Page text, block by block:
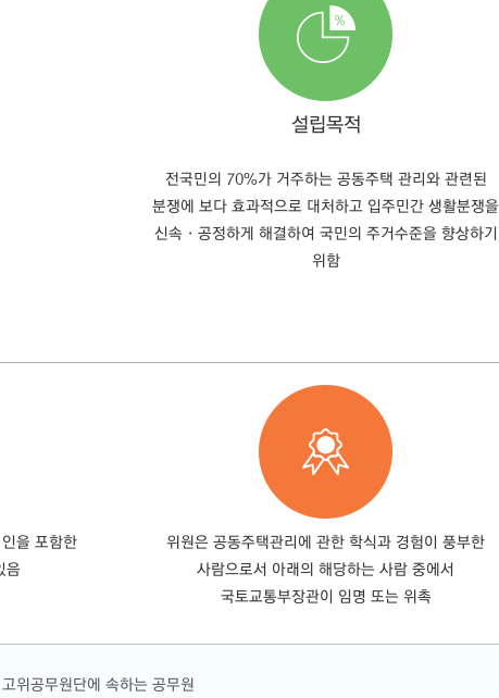
설립목적
전국민의 70%가 거주하는 공동주택 관리와 관련된
분쟁에 보다 효과적으로 대처하고 입주민간 생활분쟁을
신속 · 공정하게 해결하여 국민의 주거수준을 향상하기
위함
을 포함한
음
위원은 공동주택관리에 관한 학식과 경험이 풍부한
사람으로서 아래의 해당하는 사람 중에서
국토교통부장관이 임명 또는 위촉
위공무원단에 속하는 공무원